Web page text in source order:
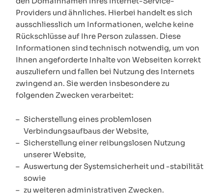
Providers und ähnliches. Hierbei handelt es sich
ausschliesslich um Informationen, welche keine
Rückschlüsse auf Ihre Person zulassen. Diese
Informationen sind technisch notwendig, um von
Ihnen angeforderte Inhalte von Webseiten korrekt
auszuliefern und fallen bei Nutzung des Internets
zwingend an. Sie werden insbesondere zu
folgenden Zwecken verarbeitet:
Sicherstellung eines problemlosen
Verbindungsaufbaus der Website,
Sicherstellung einer reibungslosen Nutzung
unserer Website,
Auswertung der Systemsicherheit und -stabilität
sowie
zu weiteren administrativen Zwecken.